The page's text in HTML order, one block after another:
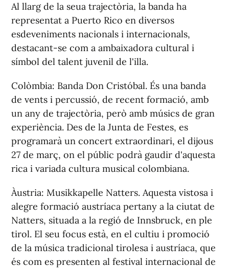
Al llarg de la seua trajectòria, la banda ha
representat a Puerto Rico en diversos
esdeveniments nacionals i internacionals,
destacant-se com a ambaixadora cultural i
símbol del talent juvenil de l'illa.
Colòmbia: Banda Don Cristóbal. És una banda
de vents i percussió, de recent formació, amb
un any de trajectòria, però amb músics de gran
experiència. Des de la Junta de Festes, es
programarà un concert extraordinari, el dijous
27 de març, on el públic podrà gaudir d'aquesta
rica i variada cultura musical colombiana.
Àustria: Musikkapelle Natters. Aquesta vistosa i
alegre formació austríaca pertany a la ciutat de
Natters, situada a la regió de Innsbruck, en ple
tirol. El seu focus està, en el cultiu i promoció
de la música tradicional tirolesa i austríaca, que
és com es presenten al festival internacional de